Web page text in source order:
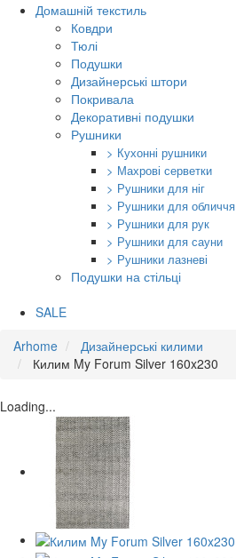
Домашній текстиль
Ковдри
Тюлі
Подушки
Дизайнерські штори
Покривала
Декоративні подушки
Рушники
> Кухонні рушники
> Махрові серветки
> Рушники для ніг
> Рушники для обличчя
> Рушники для рук
> Рушники для сауни
> Рушники лазневі
Подушки на стільці
SALE
Arhome
Дизайнерські килими
Килим My Forum Silver 160x230
Loading...